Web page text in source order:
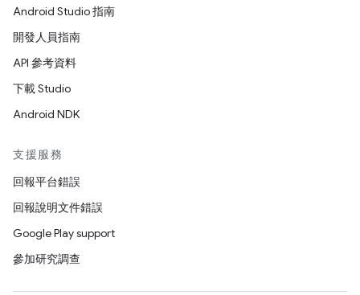
Android Studio 指南
開發人員指南
API 參考資料
下載 Studio
Android NDK
支援服務
回報平台錯誤
回報說明文件錯誤
Google Play support
參加研究調查